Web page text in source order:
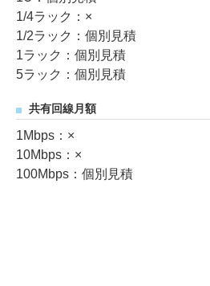
1/4ラック：×
1/2ラック：個別見積
1ラック：個別見積
5ラック：個別見積
共有回線月額
1Mbps：×
10Mbps：×
100Mbps：個別見積